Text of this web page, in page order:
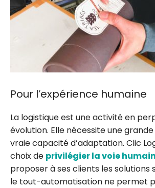
Pour l’expérience humaine
La logistique est une activité en
évolution. Elle nécessite une
vraie capacité d’adaptation. Clic
choix de privilégier la voie
proposer à ses clients les solutions
le tout-automatisation ne permet